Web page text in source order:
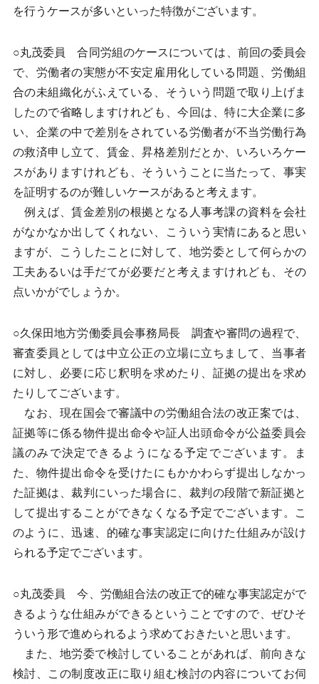
を行うケースが多いといった特徴がございます。
○丸茂委員 合同労組のケースについては、前回の委員会
で、労働者の実態が不安定雇用化している問題、労働組
合の未組織化がふえている、そういう問題で取り上げま
したので省略しますけれども、今回は、特に大企業に多
い、企業の中で差別をされている労働者が不当労働行為
の救済申し立て、賃金、昇格差別だとか、いろいろケー
スがありますけれども、そういうことに当たって、事実
を証明するのが難しいケースがあると考えます。
例えば、賃金差別の根拠となる人事考課の資料を会社
がなかなか出してくれない、こういう実情にあると思い
ますが、こうしたことに対して、地労委として何らかの
工夫あるいは手だてが必要だと考えますけれども、その
点いかがでしょうか。
○久保田地方労働委員会事務局長 調査や審問の過程で、
審査委員としては中立公正の立場に立ちまして、当事者
に対し、必要に応じ釈明を求めたり、証拠の提出を求め
たりしてございます。
なお、現在国会で審議中の労働組合法の改正案では、
証拠等に係る物件提出命令や証人出頭命令が公益委員会
議のみで決定できるようになる予定でございます。ま
た、物件提出命令を受けたにもかかわらず提出しなかっ
た証拠は、裁判にいった場合に、裁判の段階で新証拠と
して提出することができなくなる予定でございます。こ
のように、迅速、的確な事実認定に向けた仕組みが設け
られる予定でございます。
○丸茂委員 今、労働組合法の改正で的確な事実認定がで
きるような仕組みができるということですので、ぜひそ
ういう形で進められるよう求めておきたいと思います。
また、地労委で検討していることがあれば、前向きな
検討、この制度改正に取り組む検討の内容についてお伺